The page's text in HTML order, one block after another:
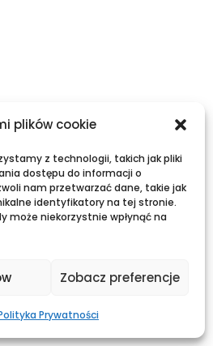
plików cookie
z technologii, takich jak pliki
dostępu do informacji o
nam przetwarzać dane, takie jak
identyfikatory na tej stronie.
może niekorzystnie wpłynąć na
Zobacz preferencje
Prywatności